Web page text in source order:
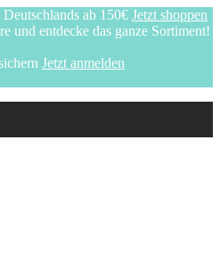
ab 150€ Jetzt shoppen
und entdecke das ganze Sortiment!
Jetzt anmelden